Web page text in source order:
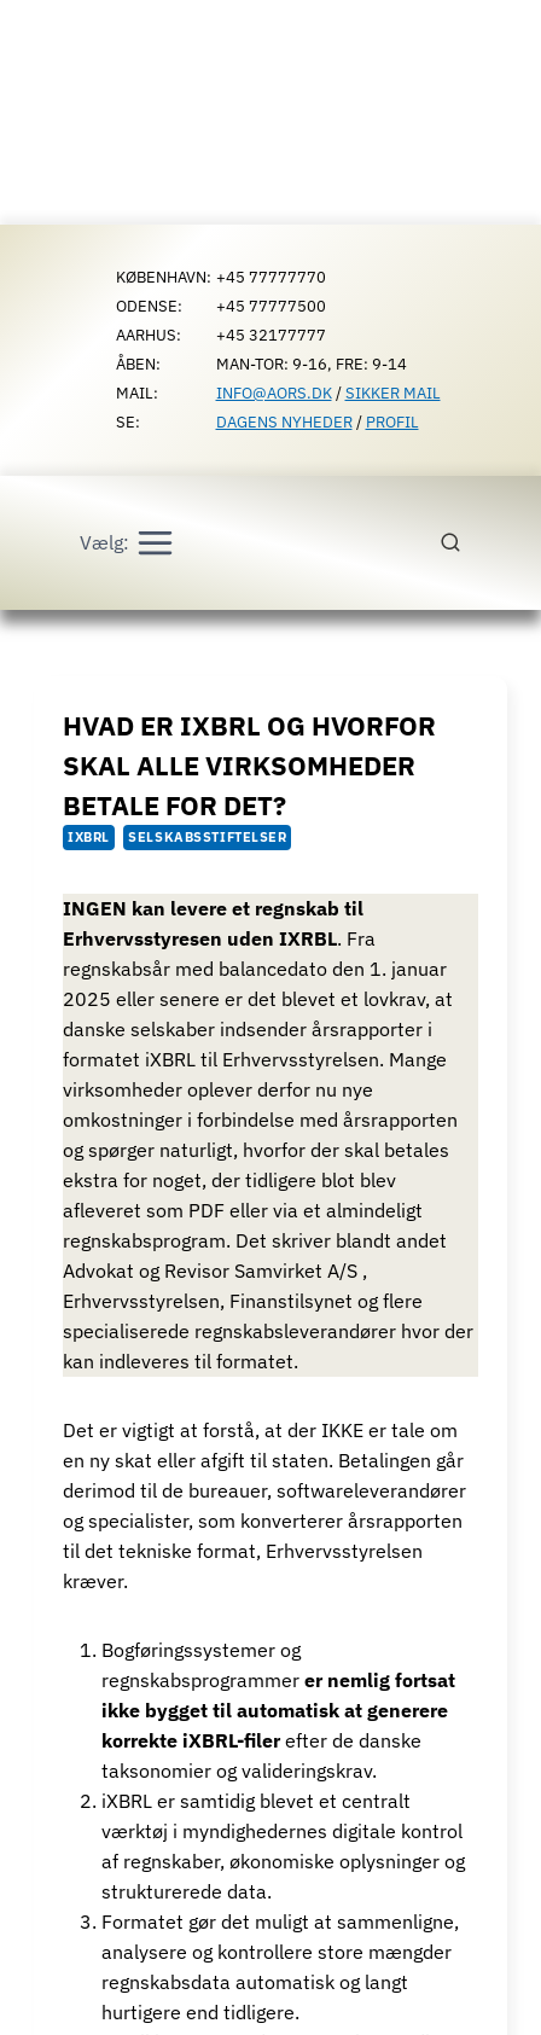
KØBENHAVN: +45 77777770
ODENSE:
+45 77777500
AARHUS:
+45 32177777
ÅBEN:
MAN-TOR: 9-16, FRE: 9-14
MAIL:
INFO@AORS.DK/SIKKER MAIL
SE:
DAGENS NYHEDER/ PROFIL
Vælg:
HVAD ER IXBRL OG HVORFOR
SKAL ALLE VIRKSOMHEDER
BETALE FOR DET?
IXBRL SELSKABSSTIFTELSER
INGEN kan levere et regnskab til
Erhvervsstyresen uden IXRBL. Fra
regnskabsår med balancedato den 1. januar
2025 eller senere er det blevet et lovkrav, at
danske selskaber indsender årsrapporter i
formatet iXBRL til Erhvervsstyrelsen. Mange
virksomheder oplever derfor nu nye
omkostninger i forbindelse med årsrapporten
og spørger naturligt, hvorfor der skal betales
ekstra for noget, der tidligere blot blev
afleveret som PDF eller via et almindeligt
regnskabsprogram. Det skriver blandt andet
Advokat og Revisor Samvirket A/S ,
Erhvervsstyrelsen, Finanstilsynet og flere
specialiserede regnskabsleverandører hvor der
kan indleveres til formatet.
Det er vigtigt at forstå, at der IKKE er tale om
en ny skat eller afgift til staten. Betalingen går
derimod til de bureauer, softwareleverandører
og specialister, som konverterer årsrapporten
til det tekniske format, Erhvervsstyrelsen
kræver.
Bogføringssystemer og
regnskabsprogrammer er nemlig fortsat
ikke bygget til automatisk at generere
korrekte iXBRL-filerefter de danske
taksonomier og valideringskrav.
iXBRL er samtidig blevet et centralt
værktøj i myndighedernes digitale kontrol
af regnskaber, økonomiske oplysninger og
strukturerede data.
Formatet gør det muligt at sammenligne,
analysere og kontrollere store mængder
regnskabsdata automatisk og langt
hurtigere end tidligere.